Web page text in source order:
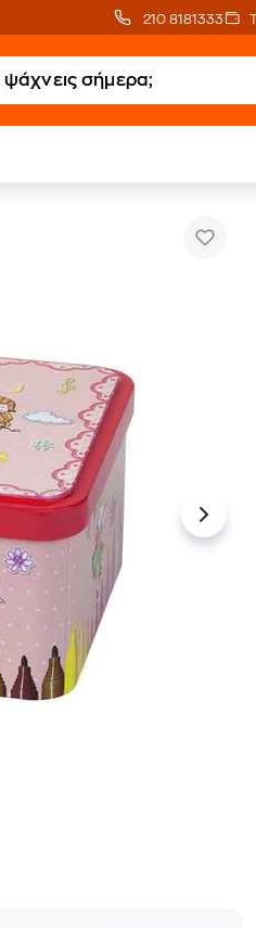
210 8181333
ζωγραφικής σε Μεταλλικό Κουτί